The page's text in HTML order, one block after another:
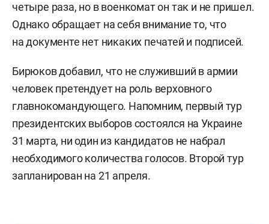
четыре раза, но в военкомат он так и не пришел.
Однако обращает на себя внимание то, что
на документе нет никаких печатей и подписей.
Бирюков добавил, что не служивший в армии
человек претендует на роль верховного
главнокомандующего. Напомним, первый тур
президентских выборов состоялся на Украине
31 марта, ни один из кандидатов не набрал
необходимого количества голосов. Второй тур
запланирован на 21 апреля.